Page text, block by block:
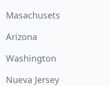
Masachusets
Arizona
Washington
Nueva Jersey